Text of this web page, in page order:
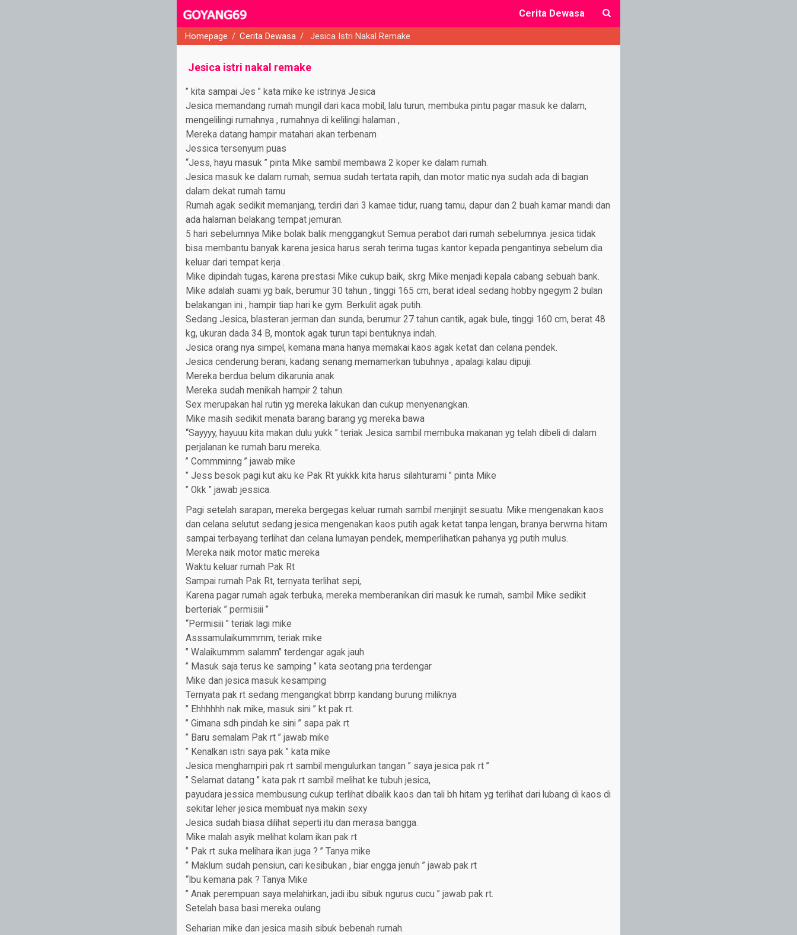
Cerita Dewasa
Homepage / Cerita Dewasa / Jesica Istri Nakal Remake
Jesica istri nakal remake
” kita sampai Jes ” kata mike ke istrinya Jesica
Jesica memandang rumah mungil dari kaca mobil, lalu turun, membuka pintu pagar masuk ke dalam,
mengelilingi rumahnya , rumahnya di kelilingi halaman ,
Mereka datang hampir matahari akan terbenam
Jessica tersenyum puas
“Jess, hayu masuk ” pinta Mike sambil membawa 2 koper ke dalam rumah.
Jesica masuk ke dalam rumah, semua sudah tertata rapih, dan motor matic nya sudah ada di bagian
dalam dekat rumah tamu
Rumah agak sedikit memanjang, terdiri dari 3 kamae tidur, ruang tamu, dapur dan 2 buah kamar mandi dan
ada halaman belakang tempat jemuran.
5 hari sebelumnya Mike bolak balik menggangkut Semua perabot dari rumah sebelumnya. jesica tidak
bisa membantu banyak karena jesica harus serah terima tugas kantor kepada pengantinya sebelum dia
keluar dari tempat kerja .
Mike dipindah tugas, karena prestasi Mike cukup baik, skrg Mike menjadi kepala cabang sebuah bank.
Mike adalah suami yg baik, berumur 30 tahun , tinggi 165 cm, berat ideal sedang hobby ngegym 2 bulan
belakangan ini , hampir tiap hari ke gym. Berkulit agak putih.
Sedang Jesica, blasteran jerman dan sunda, berumur 27 tahun cantik, agak bule, tinggi 160 cm, berat 48
kg, ukuran dada 34 B, montok agak turun tapi bentuknya indah.
Jesica orang nya simpel, kemana mana hanya memakai kaos agak ketat dan celana pendek.
Jesica cenderung berani, kadang senang memamerkan tubuhnya , apalagi kalau dipuji.
Mereka berdua belum dikarunia anak
Mereka sudah menikah hampir 2 tahun.
Sex merupakan hal rutin yg mereka lakukan dan cukup menyenangkan.
Mike masih sedikit menata barang barang yg mereka bawa
“Sayyyy, hayuuu kita makan dulu yukk ” teriak Jesica sambil membuka makanan yg telah dibeli di dalam
perjalanan ke rumah baru mereka.
” Commminng ” jawab mike
” Jess besok pagi kut aku ke Pak Rt yukkk kita harus silahturami ” pinta Mike
” Okk ” jawab jessica.
Pagi setelah sarapan, mereka bergegas keluar rumah sambil menjinjit sesuatu. Mike mengenakan kaos
dan celana selutut sedang jesica mengenakan kaos putih agak ketat tanpa lengan, branya berwrna hitam
sampai terbayang terlihat dan celana lumayan pendek, memperlihatkan pahanya yg putih mulus.
Mereka naik motor matic mereka
Waktu keluar rumah Pak Rt
Sampai rumah Pak Rt, ternyata terlihat sepi,
Karena pagar rumah agak terbuka, mereka memberanikan diri masuk ke rumah, sambil Mike sedikit
berteriak ” permisiii ”
“Permisiii ” teriak lagi mike
Asssamulaikummmm, teriak mike
” Walaikummm salamm” terdengar agak jauh
” Masuk saja terus ke samping ” kata seotang pria terdengar
Mike dan jesica masuk kesamping
Ternyata pak rt sedang mengangkat bbrrp kandang burung miliknya
” Ehhhhhh nak mike, masuk sini ” kt pak rt.
” Gimana sdh pindah ke sini ” sapa pak rt
” Baru semalam Pak rt ” jawab mike
” Kenalkan istri saya pak ” kata mike
Jesica menghampiri pak rt sambil mengulurkan tangan ” saya jesica pak rt ”
” Selamat datang ” kata pak rt sambil melihat ke tubuh jesica,
payudara jessica membusung cukup terlihat dibalik kaos dan tali bh hitam yg terlihat dari lubang di kaos di
sekitar leher jesica membuat nya makin sexy
Jesica sudah biasa dilihat seperti itu dan merasa bangga.
Mike malah asyik melihat kolam ikan pak rt
” Pak rt suka melihara ikan juga ? ” Tanya mike
” Maklum sudah pensiun, cari kesibukan , biar engga jenuh ” jawab pak rt
“Ibu kemana pak ? Tanya Mike
” Anak perempuan saya melahirkan, jadi ibu sibuk ngurus cucu ” jawab pak rt.
Setelah basa basi mereka oulang
Seharian mike dan jesica masih sibuk bebenah rumah.